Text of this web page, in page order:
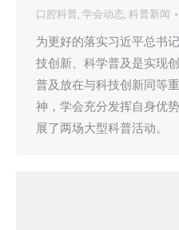
口腔科普, 学会动态, 科普新闻
为更好的落实习近平总书
技创新、科学普及是实现
普及放在与科技创新同等
神，学会充分发挥自身优
展了两场大型科普活动。